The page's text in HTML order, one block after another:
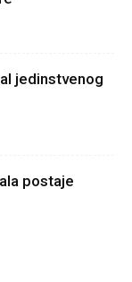
jedinstvenog
postaje